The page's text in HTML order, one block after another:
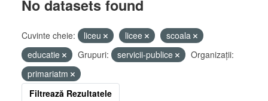
No datasets found
Cuvinte cheie: liceu licee
scoala
educatie
Grupuri: servicii-publice
Organizații:
primariatm
Filtrează Rezultatele